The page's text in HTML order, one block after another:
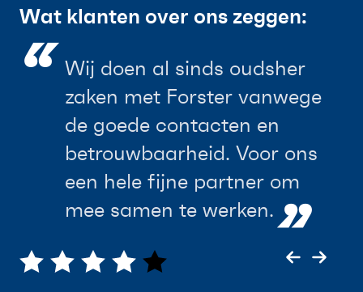
Wat klanten over ons zeggen:
“ Wij doen al sinds oudsher
zaken met Forster vanwege
de goede contacten en
betrouwbaarheid. Voor ons
een hele fijne partner om
mee samen te werken. ”
“ Forster Nederland is voor mij
de betrouwbare leverancier
met kwaliteitsproducten. Een
fijn persoonlijk contact
draagt bij aan de lange
relatie.”